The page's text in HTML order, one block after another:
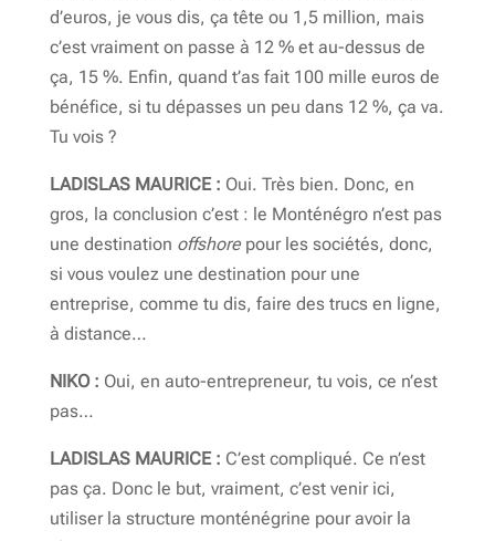
d’euros, je vous dis, ça tête ou 1,5 million, mais
c’est vraiment on passe à 12 % et au-dessus de
ça, 15 %. Enfin, quand t’as fait 100 mille euros de
bénéfice, si tu dépasses un peu dans 12 %, ça va.
Tu vois ?
LADISLAS MAURICE : Oui. Très bien. Donc, en
gros, la conclusion c’est : le Monténégro n’est pas
une destination offshorepour les sociétés, donc,
si vous voulez une destination pour une
entreprise, comme tu dis, faire des trucs en ligne,
à distance…
NIKO : Oui, en auto-entrepreneur, tu vois, ce n’est
pas…
LADISLAS MAURICE : C’est compliqué. Ce n’est
pas ça. Donc le but, vraiment, c’est venir ici,
utiliser la structure monténégrine pour avoir la